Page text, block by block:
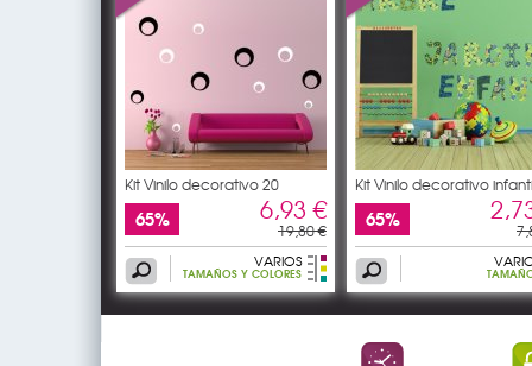
Kit Vinilo decorativo 20
65% 6,93 €
19,80 €
VARIOS
TAMAÑOS Y COLORES
Kit Vinilo decorativo
65%